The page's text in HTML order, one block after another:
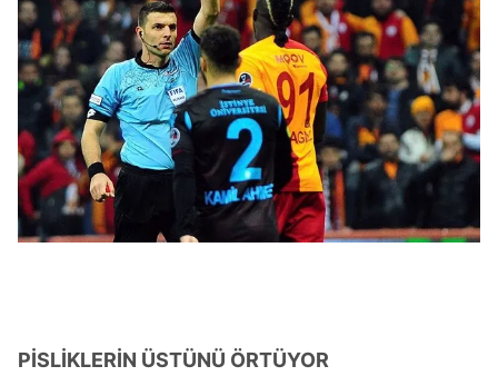
PİSLİKLERİN ÜSTÜNÜ ÖRTÜYOR